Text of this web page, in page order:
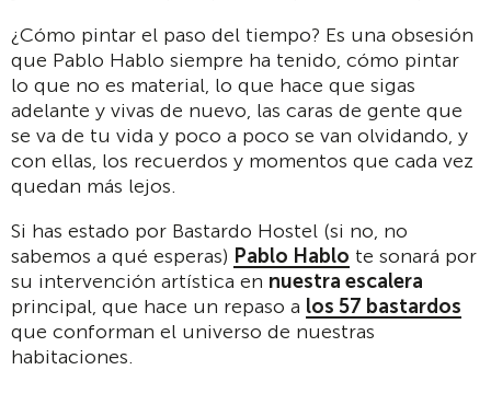
¿Cómo pintar el paso del tiempo? Es una obsesión
que Pablo Hablo siempre ha tenido, cómo pintar
lo que no es material, lo que hace que sigas
adelante y vivas de nuevo, las caras de gente que
se va de tu vida y poco a poco se van olvidando, y
con ellas, los recuerdos y momentos que cada vez
quedan más lejos.
Si has estado por Bastardo Hostel (si no, no
sabemos a qué esperas) Pablo Hablo te sonará por
su intervención artística en nuestra escalera
principal, que hace un repaso a los 57 bastardos
que conforman el universo de nuestras
habitaciones.